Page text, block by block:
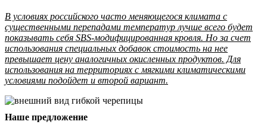
В условиях российского часто меняющегося климата с
существенными перепадами температур лучше всего будет
показывать себя SBS-модифицированная кровля. Но за счет
использования специальных добавок стоимость на нее
превышает цену аналогичных окисленных продуктов. Для
использования на территориях с мягкими климатическими
условиями подойдет и второй вариант.
Наше предложение